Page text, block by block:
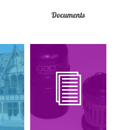
Documents